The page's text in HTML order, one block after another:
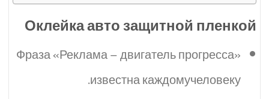
Оклейка авто защитной пленкой
Фраза «Реклама – двигатель прогресса»
известна каждомучеловеку.